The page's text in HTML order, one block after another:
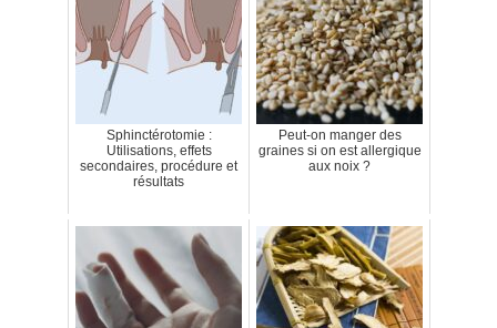
Sphinctérotomie :
Utilisations, effets
secondaires, procédure et
résultats
Peut-on manger des
graines si on est allergique
aux noix ?